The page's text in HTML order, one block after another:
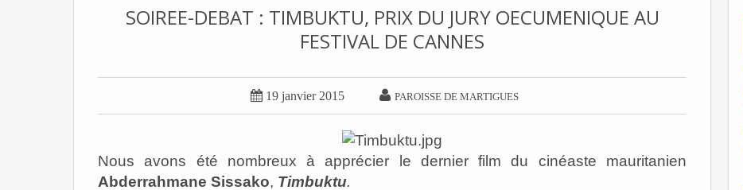
SOIREE-DEBAT : TIMBUKTU, PRIX DU JURY OECUMENIQUE AU
FESTIVAL DE CANNES
 19 janvier 2015  PAROISSE DE MARTIGUES
Nous avons été nombreux à apprécier le dernier film du cinéaste mauritanien
Abderrahmane Sissako, Timbuktu.